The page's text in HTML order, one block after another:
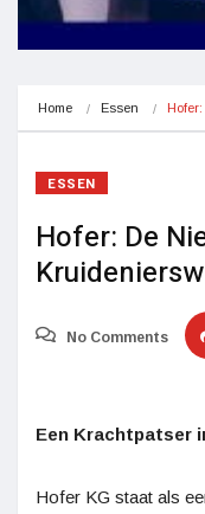
Home Essen
ESSEN
Hofer: De
No Comments
Een Krachtpatser
Hofer KG staat als